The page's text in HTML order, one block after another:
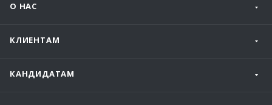
О НАС
КЛИЕНТАМ
КАНДИДАТАМ